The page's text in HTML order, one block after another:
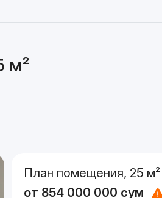
м²
План помещения, 25 м²
от 854 000 000 сум